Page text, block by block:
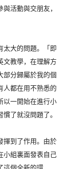
活動與交朋友，
太大的問題。「 即
教學， 在理解方
部分歸屬於我的個
人都在用不熟悉的
以一開始在進行小
了就沒問題了。
到了作用。 由於
小組裏面發表自己